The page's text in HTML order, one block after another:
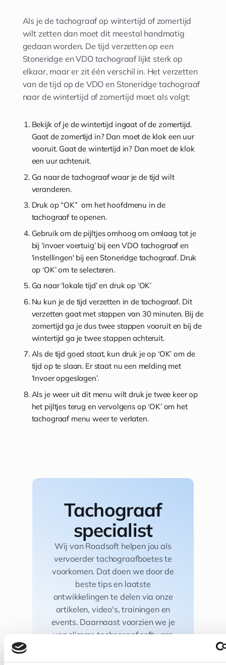
Als je de tachograaf op wintertijd of zomertijd
wilt zetten dan moet dit meestal handmatig
gedaan worden. De tijd verzetten op een
Stoneridge en VDO tachograaf lijkt sterk op
elkaar, maar er zit één verschil in. Het verzetten
van de tijd op de VDO en Stoneridge tachograaf
naar de wintertijd of zomertijd moet als volgt:
Bekijk of je de wintertijd ingaat of de zomertijd.
Gaat de zomertijd in? Dan moet de klok een uur
vooruit. Gaat de wintertijd in? Dan moet de klok
een uur achteruit.
Ga naar de tachograaf waar je de tijd wilt
veranderen.
Druk op “OK” om het hoofdmenu in de
tachograaf te openen.
Gebruik om de pijltjes omhoog om omlaag tot je
bij ‘invoer voertuig’ bij een VDO tachograaf en
'instellingen' bij een Stoneridge tachograaf. Druk
op ‘OK’ om te selecteren.
Ga naar ‘lokale tijd’ en druk op ‘OK’
Nu kun je de tijd verzetten in de tachograaf. Dit
verzetten gaat met stappen van 30 minuten. Bij de
zomertijd ga je dus twee stappen vooruit en bij de
wintertijd ga je twee stappen achteruit.
Als de tijd goed staat, kun druk je op ‘OK’ om de
tijd op te slaan. Er staat nu een melding met
‘Invoer opgeslagen’.
Als je weer uit dit menu wilt druk je twee keer op
het pijltjes terug en vervolgens op ‘OK’ om het
tachograaf menu weer te verlaten.
Tachograaf
specialist
Wij van Roadsoft helpen jou als
vervoerder tachograafboetes te
voorkomen. Dat doen we door de
beste tips en laatste
ontwikkelingen te delen via onze
artikelen, video's, trainingen en
events. Daarnaast voorzien we je
van slimme tachograaf software
bedrijfsvoering vereenvoudigt en